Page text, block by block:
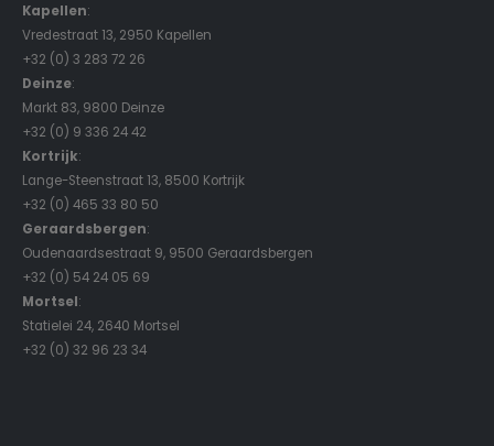
Kapellen:
Vredestraat 13, 2950 Kapellen
+32 (0) 3 283 72 26
Deinze:
Markt 83, 9800 Deinze
+32 (0) 9 336 24 42
Kortrijk:
Lange-Steenstraat 13, 8500 Kortrijk
+32 (0) 465 33 80 50
Geraardsbergen:
Oudenaardsestraat 9, 9500 Geraardsbergen
+32 (0) 54 24 05 69
Mortsel:
Statielei 24, 2640 Mortsel
+32 (0) 32 96 23 34